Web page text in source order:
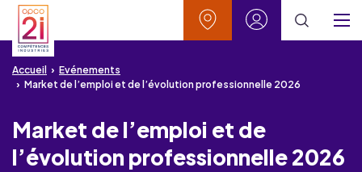
Aller au contenu
Aller à la recherche
Aller au menu
Aller au pied de page
Accueil
Evénements
Market de l’emploi et de l’évolution professionnelle 2026
Market de l’emploi et de
l’évolution professionnelle 2026